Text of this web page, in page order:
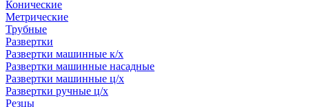
Конические
Метрические
Трубные
Развертки
Развертки машинные к/х
Развертки машинные насадные
Развертки машинные ц/х
Развертки ручные ц/х
Резцы